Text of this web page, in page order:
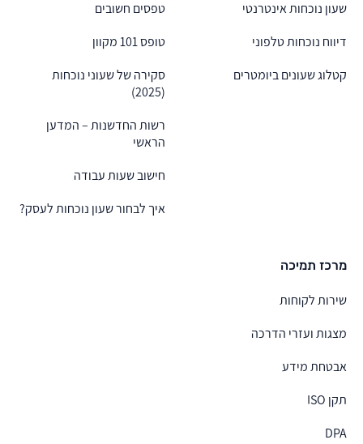
שעון נוכחות אינטרנטי
דיווח נוכחות טלפוני
קטלוג שעונים ביומטרים
טפסים חשובים
טופס 101 מקוון
סקירה של שעוני נוכחות
(2025)
רשות החדשנות – המדען
הראשי
חישוב שעות עבודה
איך לבחור שעון נוכחות לעסק?
מרכז תמיכה
שירות לקוחות
מצגות ועזרי הדרכה
אבטחת מידע
תקן ISO
DPA